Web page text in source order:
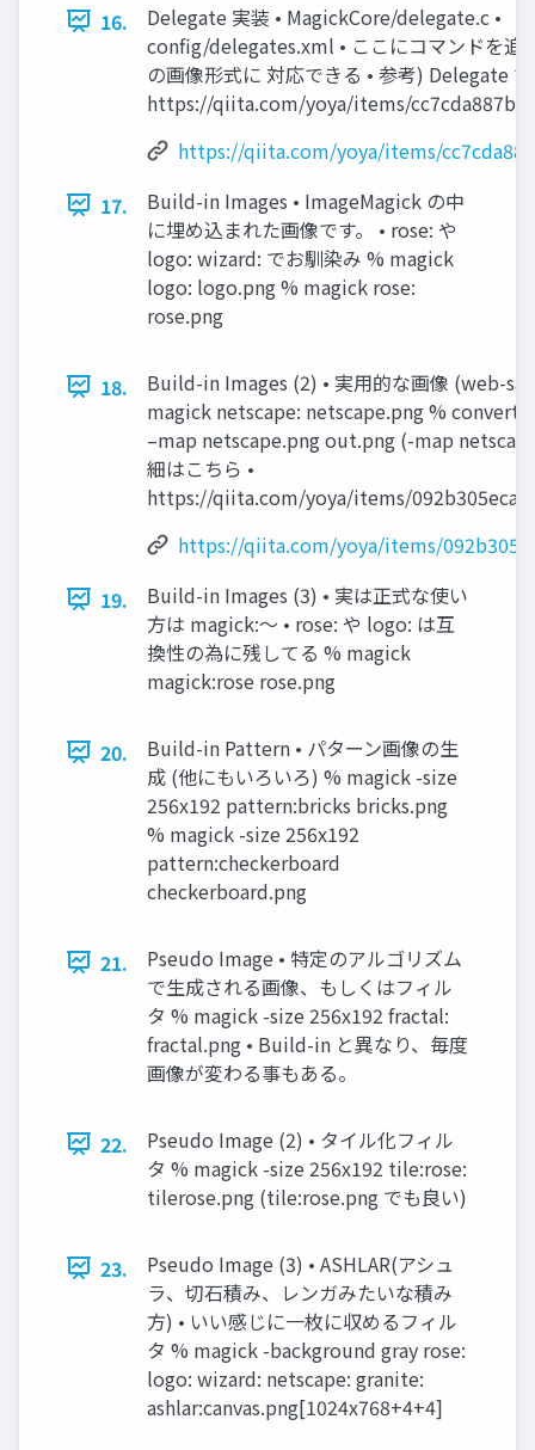
16.
Delegate 実装 • MagickCore/delegate.c •
config/delegates.xml • ここにコマンドを追
の画像形式に 対応できる • 参考) Delegate
https://qiita.com/yoya/items/
https://qiita.com/yoya/items/
17.
Build-in Images • ImageMagick の中
に埋め込まれた画像です。 • rose: や
logo: wizard: でお馴染み % magick
logo: logo.png % magick rose:
rose.png
18.
Build-in Images (2) • 実用的な画像 (web-
magick netscape: netscape.png % convert
–map netscape.png out.png (-map
細はこちら •
https://qiita.com/yoya/items/
https://qiita.com/yoya/items/
19.
Build-in Images (3) • 実は正式な使い
方は magick:〜 • rose: や logo: は互
換性の為に残してる % magick
magick:rose rose.png
20.
Build-in Pattern • パターン画像の生
成 (他にもいろいろ) % magick -size
256x192 pattern:bricks bricks.png
% magick -size 256x192
pattern:checkerboard
checkerboard.png
21.
Pseudo Image • 特定のアルゴリズム
で生成される画像、もしくはフィル
タ % magick -size 256x192 fractal:
fractal.png • Build-in と異なり、毎度
画像が変わる事もある。
22.
Pseudo Image (2) • タイル化フィル
タ % magick -size 256x192 tile:rose:
tilerose.png (tile:rose.png でも良い)
23.
Pseudo Image (3) • ASHLAR(アシュ
ラ、切石積み、レンガみたいな積み
方) • いい感じに一枚に収めるフィル
タ % magick -background gray rose:
logo: wizard: netscape: granite:
ashlar:canvas.png[1024x768+4+4]